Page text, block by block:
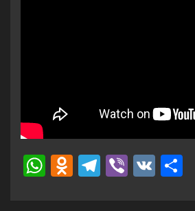
WhatsApp
Odnoklassniki
Telegram
Viber
VK